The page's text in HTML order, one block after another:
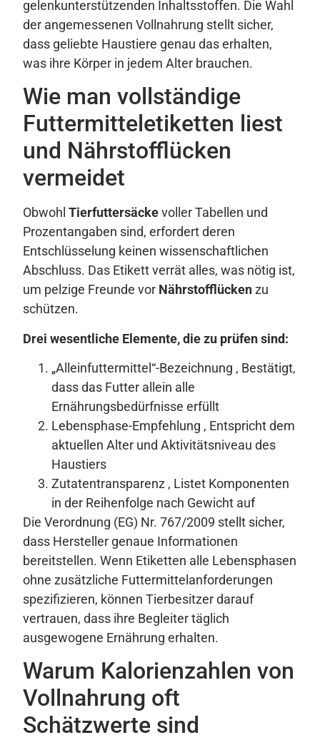
gelenkunterstützenden Inhaltsstoffen. Die Wahl
der angemessenen Vollnahrung stellt sicher,
dass geliebte Haustiere genau das erhalten,
was ihre Körper in jedem Alter brauchen.
Wie man vollständige
Futtermitteletiketten liest
und Nährstofflücken
vermeidet
Obwohl Tierfuttersäckevoller Tabellen und
Prozentangaben sind, erfordert deren
Entschlüsselung keinen wissenschaftlichen
Abschluss. Das Etikett verrät alles, was nötig ist,
um pelzige Freunde vor Nährstofflückenzu
schützen.
Drei wesentliche Elemente, die zu prüfen sind:
„Alleinfuttermittel“-Bezeichnung , Bestätigt,
dass das Futter allein alle
Ernährungsbedürfnisse erfüllt
Lebensphase-Empfehlung , Entspricht dem
aktuellen Alter und Aktivitätsniveau des
Haustiers
Zutatentransparenz , Listet Komponenten
in der Reihenfolge nach Gewicht auf
Die Verordnung (EG) Nr. 767/2009 stellt sicher,
dass Hersteller genaue Informationen
bereitstellen. Wenn Etiketten alle Lebensphasen
ohne zusätzliche Futtermittelanforderungen
spezifizieren, können Tierbesitzer darauf
vertrauen, dass ihre Begleiter täglich
ausgewogene Ernährung erhalten.
Warum Kalorienzahlen von
Vollnahrung oft
Schätzwerte sind